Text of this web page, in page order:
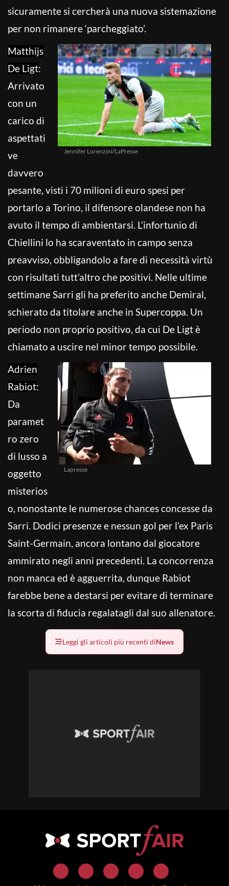
sicuramente si cercherà una nuova sistemazione
per non rimanere ‘parcheggiato’.
Jennifer Lorenzini/LaPresse
Matthijs
De Ligt:
Arrivato
con un
carico di
aspettati
ve
davvero
pesante, visti i 70 milioni di euro spesi per
portarlo a Torino, il difensore olandese non ha
avuto il tempo di ambientarsi. L’infortunio di
Chiellini lo ha scaraventato in campo senza
preavviso, obbligandolo a fare di necessità virtù
con risultati tutt’altro che positivi. Nelle ultime
settimane Sarri gli ha preferito anche Demiral,
schierato da titolare anche in Supercoppa. Un
periodo non proprio positivo, da cui De Ligt è
chiamato a uscire nel minor tempo possibile.
Lapresse
Adrien
Rabiot:
Da
paramet
ro zero
di lusso a
oggetto
misterios
o, nonostante le numerose chances concesse da
Sarri. Dodici presenze e nessun gol per l’ex Paris
Saint-Germain, ancora lontano dal giocatore
ammirato negli anni precedenti. La concorrenza
non manca ed è agguerrita, dunque Rabiot
farebbe bene a destarsi per evitare di terminare
la scorta di fiducia regalatagli dal suo allenatore.
Leggi gli articoli più recenti diNews